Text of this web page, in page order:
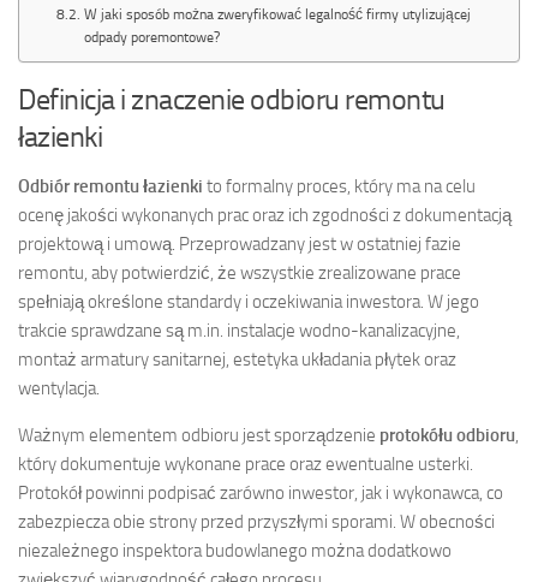
W jaki sposób można zweryfikować legalność firmy utylizującej
odpady poremontowe?
Definicja i znaczenie odbioru remontu
łazienki
Odbiór remontu łazienki to formalny proces, który ma na celu
ocenę jakości wykonanych prac oraz ich zgodności z dokumentacją
projektową i umową. Przeprowadzany jest w ostatniej fazie
remontu, aby potwierdzić, że wszystkie zrealizowane prace
spełniają określone standardy i oczekiwania inwestora. W jego
trakcie sprawdzane są m.in. instalacje wodno-kanalizacyjne,
montaż armatury sanitarnej, estetyka układania płytek oraz
wentylacja.
Ważnym elementem odbioru jest sporządzenie protokółu odbioru
który dokumentuje wykonane prace oraz ewentualne usterki.
Protokół powinni podpisać zarówno inwestor, jak i wykonawca, co
zabezpiecza obie strony przed przyszłymi sporami. W obecności
niezależnego inspektora budowlanego można dodatkowo